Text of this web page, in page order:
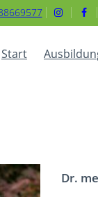
Start
Dr.